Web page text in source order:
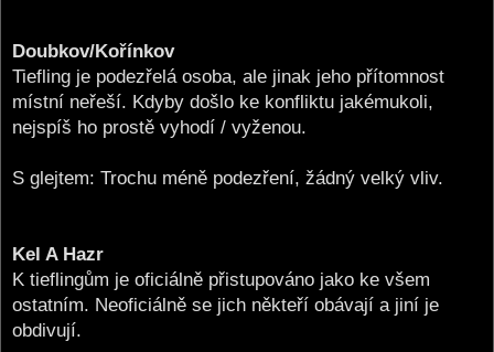
Doubkov/Kořínkov
Tiefling je podezřelá osoba, ale jinak jeho přítomnost
místní neřeší. Kdyby došlo ke konfliktu jakémukoli,
nejspíš ho prostě vyhodí / vyženou.
S glejtem: Trochu méně podezření, žádný velký vliv.
Kel A Hazr
K tieflingům je oficiálně přistupováno jako ke všem
ostatním. Neoficiálně se jich někteří obávají a jiní je
obdivují.